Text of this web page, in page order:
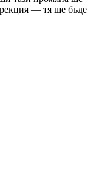
— тя ще бъде